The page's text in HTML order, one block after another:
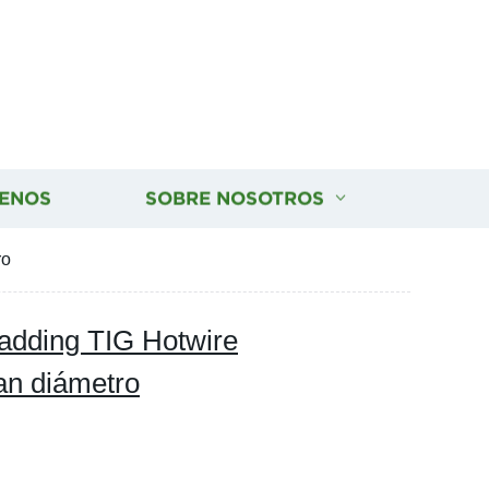
SOBRE NOSOTROS
TIG Hotwire
diámetro